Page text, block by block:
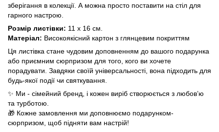
зберігання в колекції. А можна просто поставити на стіл для
гарного настрою.
Розмір листівки: 11 х 16 см.
Матеріал: Високоякісний картон з глянцевим покриттям
Ця листівка стане чудовим доповненням до вашого подарунка
або приємним сюрпризом для того, кого ви хочете
порадувати. Завдяки своїй універсальності, вона підходить для
будь-якої події чи святкування.
✨ Ми - сімейний бренд, і кожен виріб створюється з любов’ю
та турботою.
🎁 Кожне замовлення ми доповнюємо подарунком-
сюрпризом, щоб підняти вам настрій!